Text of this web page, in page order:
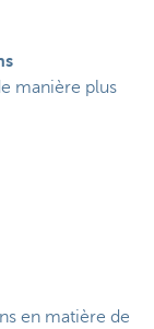
manière plus
en matière de